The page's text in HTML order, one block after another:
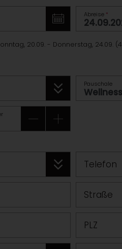
Abreise *
20.09. - Donnerstag, 24.09. (4
Pauschale
Telefon
Straße
PLZ